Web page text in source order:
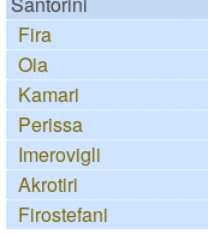
Fira
Oia
Kamari
Perissa
Imerovigli
Akrotiri
Firostefani